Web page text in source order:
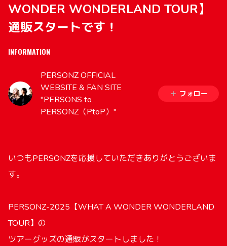
WONDER WONDERLAND TOUR】
通販スタートです！
INFORMATION
PERSONZ OFFICIAL
WEBSITE & FAN SITE
"PERSONS to
PERSONZ（PtoP）"
フォロー
いつもPERSONZを応援していただきありがとうございま
す。
PERSONZ-2025 【WHAT A WONDER WONDERLAND
TOUR】の
ツアーグッズの通販がスタートしました！